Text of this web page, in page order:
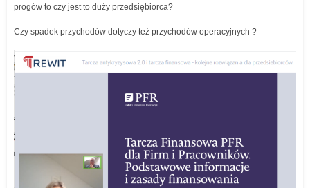
progów to czy jest to duży przedsiębiorca?
Czy spadek przychodów dotyczy też przychodów operacyjnych ?